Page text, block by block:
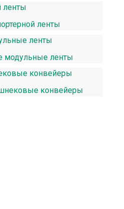
ленты
модульные ленты
конвейеры